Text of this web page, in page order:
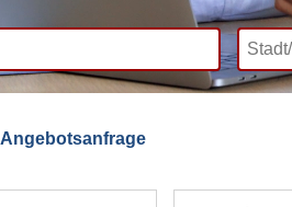
Angebotsanfrage